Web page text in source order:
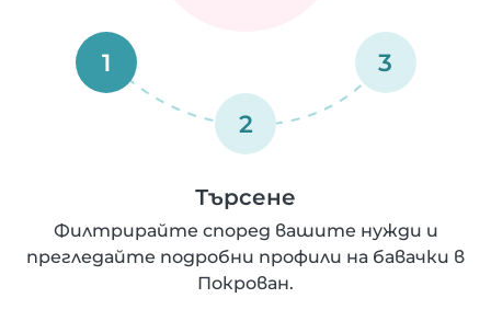
1
2
3
Търсене
Филтрирайте според вашите нужди и
прегледайте подробни профили на бавачки в
Покрован.